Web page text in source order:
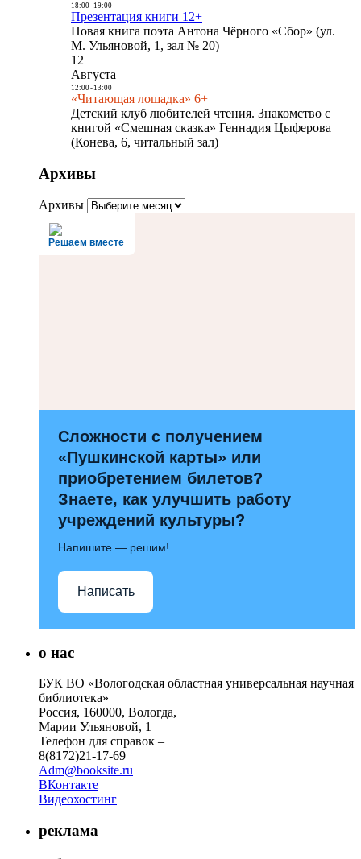
18:00- 19:00
Презентация книги 12+
Новая книга поэта Антона Чёрного «Сбор» (ул.
М. Ульяновой, 1, зал № 20)
12
Августа
12:00- 13:00
«Читающая лошадка» 6+
Детский клуб любителей чтения. Знакомство с
книгой «Смешная сказка» Геннадия Цыферова
(Конева, 6, читальный зал)
Архивы
Архивы
Решаем вместе
Сложности с получением
«Пушкинской карты» или
приобретением билетов?
Знаете, как улучшить работу
учреждений культуры?
Напишите — решим!
Написать
о нас
БУК ВО «Вологодская областная универсальная научная
библиотека»
Россия, 160000, Вологда,
Марии Ульяновой, 1
Телефон для справок –
8(8172)21-17-69
Adm@booksite.ru
ВКонтакте
Видеохостинг
реклама